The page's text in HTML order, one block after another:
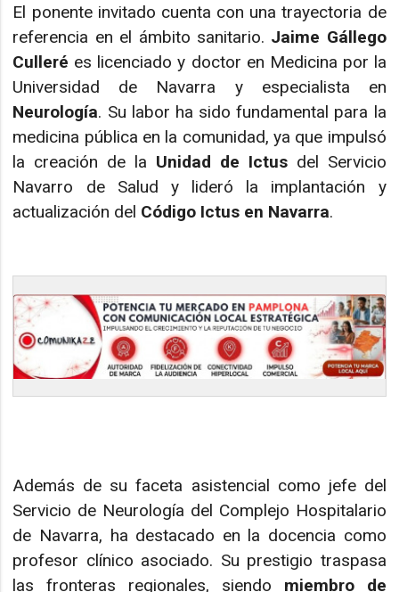
El ponente invitado cuenta con una trayectoria de
referencia en el ámbito sanitario. Jaime Gállego
Culleré es licenciado y doctor en Medicina por la
Universidad de Navarra y especialista en
Neurología. Su labor ha sido fundamental para la
medicina pública en la comunidad, ya que impulsó
la creación de la Unidad de Ictusdel Servicio
Navarro de Salud y lideró la implantación y
actualización del Código Ictus en Navarra.
Además de su faceta asistencial como jefe del
Servicio de Neurología del Complejo Hospitalario
de Navarra, ha destacado en la docencia como
profesor clínico asociado. Su prestigio traspasa
las fronteras regionales, siendo miembro de